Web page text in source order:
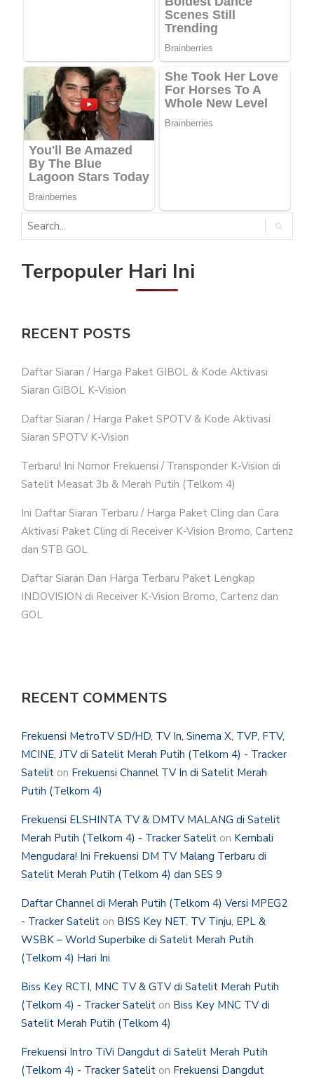
Terpopuler Hari Ini
RECENT POSTS
Daftar Siaran / Harga Paket GIBOL & Kode Aktivasi
Siaran GIBOL K-Vision
Daftar Siaran / Harga Paket SPOTV & Kode Aktivasi
Siaran SPOTV K-Vision
Terbaru! Ini Nomor Frekuensi / Transponder K-Vision di
Satelit Measat 3b & Merah Putih (Telkom 4)
Ini Daftar Siaran Terbaru / Harga Paket Cling dan Cara
Aktivasi Paket Cling di Receiver K-Vision Bromo, Cartenz
dan STB GOL
Daftar Siaran Dan Harga Terbaru Paket Lengkap
INDOVISION di Receiver K-Vision Bromo, Cartenz dan
GOL
RECENT COMMENTS
Frekuensi MetroTV SD/HD, TV In, Sinema X, TVP, FTV,
MCINE, JTV di Satelit Merah Putih (Telkom 4) - Tracker
Satelit on Frekuensi Channel TV In di Satelit Merah
Putih (Telkom 4)
Frekuensi ELSHINTA TV & DMTV MALANG di Satelit
Merah Putih (Telkom 4) - Tracker Satelit on Kembali
Mengudara! Ini Frekuensi DM TV Malang Terbaru di
Satelit Merah Putih (Telkom 4) dan SES 9
Daftar Channel di Merah Putih (Telkom 4) Versi MPEG2
- Tracker Satelit on BISS Key NET. TV Tinju, EPL &
WSBK – World Superbike di Satelit Merah Putih
(Telkom 4) Hari Ini
Biss Key RCTI, MNC TV & GTV di Satelit Merah Putih
(Telkom 4) - Tracker Satelit on Biss Key MNC TV di
Satelit Merah Putih (Telkom 4)
Frekuensi Intro TiVi Dangdut di Satelit Merah Putih
(Telkom 4) - Tracker Satelit on Frekuensi Dangdut